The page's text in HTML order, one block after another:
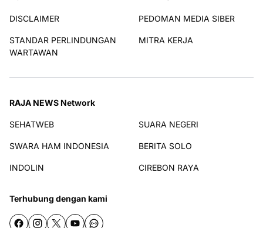
DISCLAIMER PEDOMAN MEDIA SIBER
STANDAR PERLINDUNGAN
WARTAWAN
MITRA KERJA
RAJA NEWS Network
SEHATWEB SUARA NEGERI
SWARA HAM INDONESIA BERITA SOLO
INDOLIN CIREBON RAYA
Terhubung dengan kami